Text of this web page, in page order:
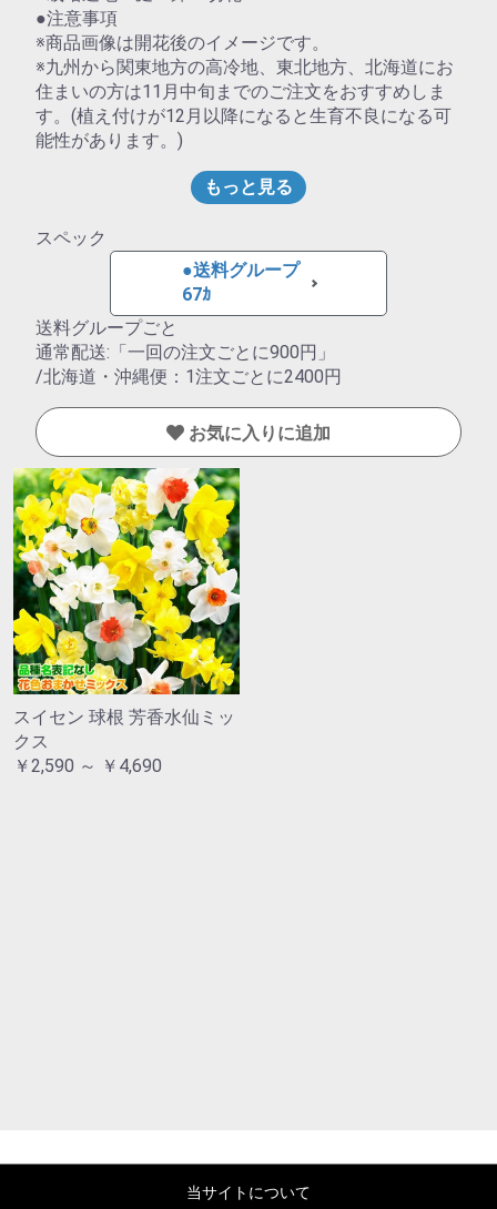
●注意事項
※商品画像は開花後のイメージです。
※九州から関東地方の高冷地、東北地方、北海道にお
住まいの方は11月中旬までのご注文をおすすめしま
す。(植え付けが12月以降になると生育不良になる可
能性があります。)
もっと見る
スペック
●送料グループ
67ｶ
送料グループごと
通常配送:「一回の注文ごとに900円」
/北海道・沖縄便：1注文ごとに2400円
お気に入りに追加
スイセン 球根 芳香水仙ミッ
クス
￥2,590 ～ ￥4,690
当サイトについて